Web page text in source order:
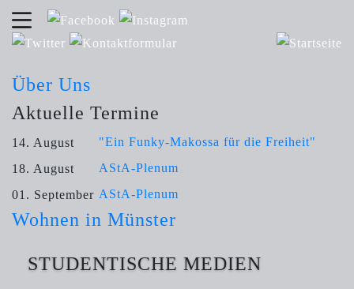
Über Uns
Aktuelle Termine
14. August
"Ein Funky-Makossa für die Freiheit"
18. August
AStA-Plenum
01. September AStA-Plenum
Wohnen in Münster
STUDENTISCHE MEDIEN